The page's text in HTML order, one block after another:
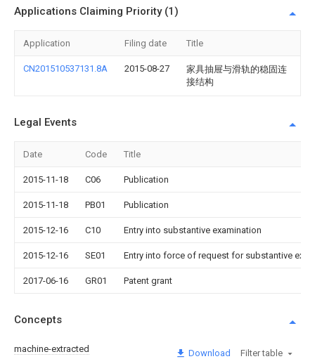
Applications Claiming Priority (1)
Application Filing date Title
CN201510537131.8A 2015-08-27
家具抽屉与滑轨的稳固连
接结构
Legal Events
Date Code Title
2015-11-18 C06 Publication
2015-11-18 PB01 Publication
2015-12-16 C10 Entry into substantive examination
2015-12-16 SE01 Entry into force of request for substantive
2017-06-16 GR01 Patent grant
Concepts
machine-extracted Download Filter table